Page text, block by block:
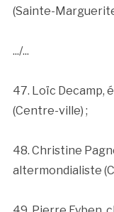
(Sainte-
.../...
47. Loïc Decamp,
(Centre-ville) ;
48. Christine
altermondialiste